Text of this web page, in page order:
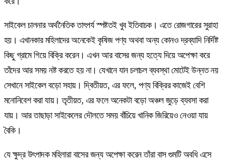
সাইকেল চালনার অর্থনৈতিক তাৎপর্য স্পষ্টতই খুব ইতিবাচক। এতে রোজগারের সুরাহা
হয়। এখানকার মহিলাদের অনেকেই কৃষিজ পণ্য অথবা অন্য কোনও দ্রব্যাদি নির্দিষ্ট
কিছু গ্রামে গিয়ে বিক্রি করেন। এখন আর বাসের জন্য হত্যে দিয়ে অপেক্ষা করে
তাঁদের আর সময় নষ্ট করতে হয় না। যেখানে যান চলাচল ব্যবস্থা মোটেই উন্নত নয়
সেখানে সাইকেল বড়ো সহায়। দ্বিতীয়ত, এর ফলে, পণ্য বিক্রির কাজেই বেশি
মনোনিবেশ করা যায়। তৃতীয়ত, এর ফলে অনেকটা বড়ো অঞ্চল জুড়ে ব্যবসা করা
যায়। আর তাছাড়া সাইকেলের দৌলতে সময় বাঁচিয়ে খানিক জিরিয়েও নেওয়া যায়
বৈকি।
যে ক্ষুদ্র উৎপাদক মহিলারা বাসের জন্য অপেক্ষা করেন তাঁরা বাস গুমটি অবধি এসে